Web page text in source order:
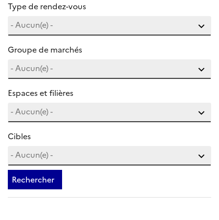
Type de rendez-vous
Groupe de marchés
Espaces et filières
Cibles
Rechercher